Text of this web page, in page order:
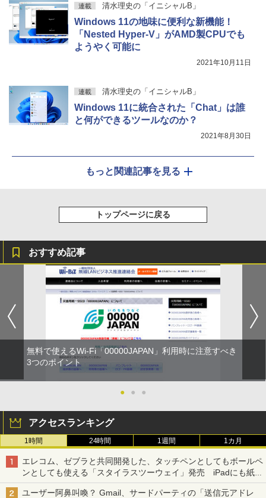
連載 清水理史の「イニシャルB」
Windows 11の地味に便利な新機能！
「Nested Hyper-V」がAMD製CPUでも
ようやく可能に
2021年10月11日
連載 清水理史の「イニシャルB」
Windows 11に統合された「Chat」は誰
と何ができるツールなのか？
2021年8月30日
もっと関連記事を見る
トップページに戻る
おすすめ記事
無料で使えるWi-Fi「00000JAPAN」利用時に注意すべき
3つのポイント
● ● ●
アクセスランキング
1時間 24時間 1週間 1カ月
エレコム、ゼブラと共同開発した、タッチペンとしてもボールペ
ンとしても使える「スタイラスツーウェイ」発売 iPadにも紙に
も、持ち替えずに書き込める
ユーザー阿鼻叫喚？ Gmail、サードパーティの「送信元アドレ